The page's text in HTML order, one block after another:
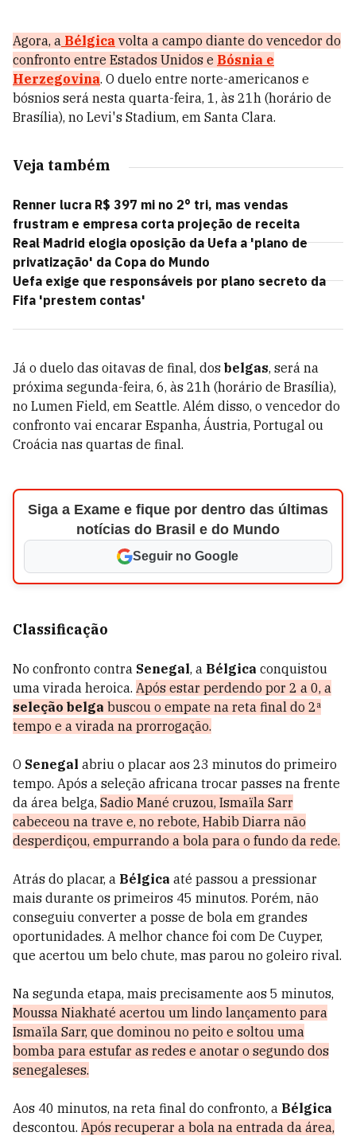
Agora, a Bélgica volta a campo diante do vencedor do
confronto entre Estados Unidos e Bósnia e
Herzegovina. O duelo entre norte-americanos e
bósnios será nesta quarta-feira, 1, às 21h (horário de
Brasília), no Levi's Stadium, em Santa Clara.
Veja também
Renner lucra R$ 397 mi no 2° tri, mas vendas
frustram e empresa corta projeção de receita
Real Madrid elogia oposição da Uefa a 'plano de
privatização' da Copa do Mundo
Uefa exige que responsáveis por plano secreto da
Fifa 'prestem contas'
Já o duelo das oitavas de final, dos belgas, será na
próxima segunda-feira, 6, às 21h (horário de Brasília),
no Lumen Field, em Seattle. Além disso, o vencedor do
confronto vai encarar Espanha, Áustria, Portugal ou
Croácia nas quartas de final.
Siga a Exame e fique por dentro das últimas
notícias do Brasil e do Mundo
Seguir no Google
Classificação
No confronto contra Senegal, a Bélgica conquistou
uma virada heroica. Após estar perdendo por 2 a 0, a
seleção belga buscou o empate na reta final do 2ª
tempo e a virada na prorrogação.
O Senegal abriu o placar aos 23 minutos do primeiro
tempo. Após a seleção africana trocar passes na frente
da área belga, Sadio Mané cruzou, Ismaïla Sarr
cabeceou na trave e, no rebote, Habib Diarra não
desperdiçou, empurrando a bola para o fundo da rede.
Atrás do placar, a Bélgica até passou a pressionar
mais durante os primeiros 45 minutos. Porém, não
conseguiu converter a posse de bola em grandes
oportunidades. A melhor chance foi com De Cuyper,
que acertou um belo chute, mas parou no goleiro rival.
Na segunda etapa, mais precisamente aos 5 minutos,
Moussa Niakhaté acertou um lindo lançamento para
Ismaïla Sarr, que dominou no peito e soltou uma
bomba para estufar as redes e anotar o segundo dos
senegaleses.
Aos 40 minutos, na reta final do confronto, a Bélgica
descontou. Após recuperar a bola na entrada da área,